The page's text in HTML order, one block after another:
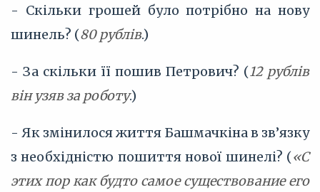
- Скільки грошей було потрібно на нову
шинель? (80 рублів.)
- За скільки її пошив Петрович? (12 рублів
він узяв за роботу.)
- Як змінилося життя Башмачкіна в зв’язку
з необхідністю пошиття нової шинелі? («С
этих пор как будто самое существование его